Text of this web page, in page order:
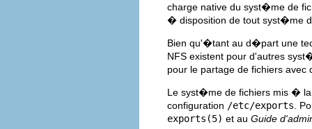
charge native du syst�me de
� disposition de tout syst�me
Bien qu'�tant au d�part une
NFS existent pour d'autres
pour le partage de fichiers
Le syst�me de fichiers mis �
configuration /etc/exports .
exports(5) et au Guide